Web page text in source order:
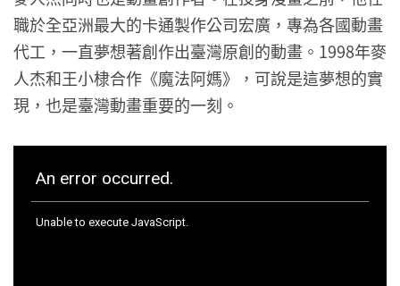
職於全亞洲最大的卡通製作公司宏廣，專為各國動畫
代工，一直夢想著創作出臺灣原創的動畫。1998年麥
人杰和王小棣合作《魔法阿媽》，可說是這夢想的實
現，也是臺灣動畫重要的一刻。